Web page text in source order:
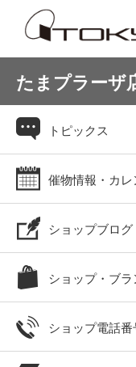
たまプラーザ
トピックス
催物情報・カレ
ショップブログ
ショップ・ブ
ショップ電話番